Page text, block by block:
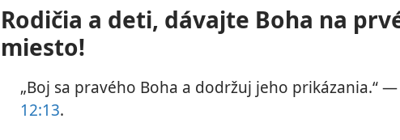
Rodičia a deti, dávajte Boha na
miesto!
„Boj sa pravého Boha a dodržuj jeho prikázania.“ —
12:13.